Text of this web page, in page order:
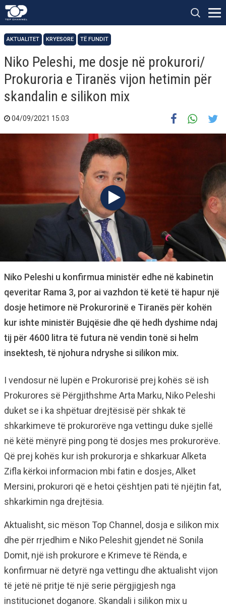
AKTUALITET KRYESORE TË FUNDIT
Niko Peleshi, me dosje në prokurori/
Prokuroria e Tiranës vijon hetimin për
skandalin e silikon mix
04/09/2021 15:03
Niko Peleshi u konfirmua ministër edhe në kabinetin
qeveritar Rama 3, por ai vazhdon të ketë të hapur një
dosje hetimore në Prokurorinë e Tiranës për kohën
kur ishte ministër Bujqësie dhe që hedh dyshime ndaj
tij për 4600 litra të futura në vendin tonë si helm
insektesh, të njohura ndryshe si silikon mix.
I vendosur në lupën e Prokurorisë prej kohës së ish
Prokurores së Përgjithshme Arta Marku, Niko Peleshi
duket se i ka shpëtuar drejtësisë për shkak të
shkarkimeve të prokurorëve nga vettingu duke sjellë
në këtë mënyrë ping pong të dosjes mes prokurorëve.
Që prej kohës kur ish prokurorja e shkarkuar Alketa
Zifla kërkoi informacion mbi fatin e dosjes, Alket
Mersini, prokurori që e hetoi çështjen pati të njëjtin fat,
shkarkimin nga drejtësia.
Aktualisht, sic mëson Top Channel, dosja e silikon mix
dhe për rrjedhim e Niko Peleshit gjendet në Sonila
Domit, një ish prokurore e Krimeve të Rënda, e
konfirmuar në detyrë nga vettingu dhe aktualisht vijon
të jetë në pritje të një serie përgjigjesh nga
institucionet doganore. Skandali i silikon mix u